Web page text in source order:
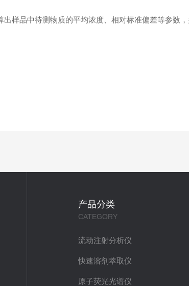
品中待测物质的平均浓度、相对标准偏差等参数，
产品分类
CATEGORY
流动注射分析仪
快速溶剂萃取仪
原子荧光光谱仪